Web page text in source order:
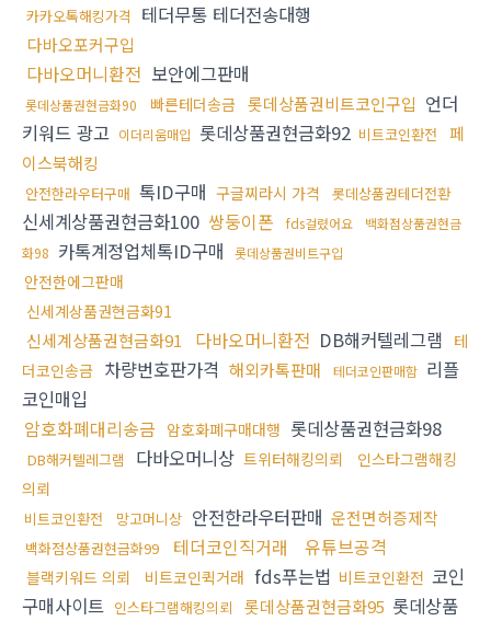
카카오톡해킹가격
테더무통 테더전송대행
다바오포커구입
다바오머니환전 보안에그판매
롯데상품권현금화90 빠른테더송금 롯데상품권비트코인구입 언더
키워드 광고 이더리움매입 롯데상품권현금화92 비트코인환전
페
이스북해킹
안전한라우터구매 톡ID구매 구글찌라시 가격 롯데상품권테더전환
신세계상품권현금화100 쌍둥이폰 fds걸렸어요
백화점상품권현금
화98 카톡계정업체톡ID구매 롯데상품권비트구입
안전한에그판매
신세계상품권현금화91
신세계상품권현금화91 다바오머니환전 DB해커텔레그램 테
더코인송금 차량번호판가격 해외카톡판매 테더코인판매함 리플
코인매입
암호화폐대리송금 암호화폐구매대행 롯데상품권현금화98
DB해커텔레그램 다바오머니상 트위터해킹의뢰
인스타그램해킹
의뢰
비트코인환전 망고머니상 안전한라우터판매 운전면허증제작
백화점상품권현금화99 테더코인직거래 유튜브공격
블랙키워드 의뢰 비트코인퀵거래 fds푸는법 비트코인환전 코인
구매사이트 인스타그램해킹의뢰 롯데상품권현금화95 롯데상품